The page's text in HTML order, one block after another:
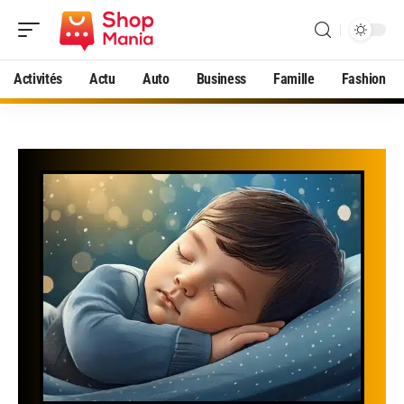
Activités Actu Auto Business Famille Fashion